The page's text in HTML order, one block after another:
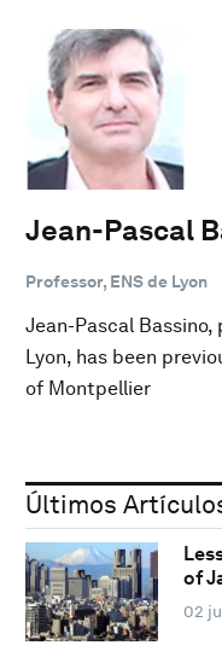
Jean-Pascal
Professor, ENS de Lyon
Jean-Pascal
Lyon, has been
of Montpellier
Últimos
of
02